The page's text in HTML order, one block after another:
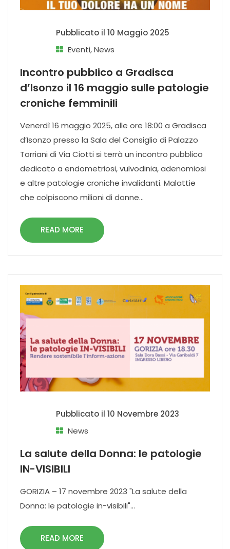
Pubblicato il 10 Maggio 2025
Eventi,News
Incontro pubblico a Gradisca
d’Isonzo il 16 maggio sulle patologie
croniche femminili
Venerdì 16 maggio 2025, alle ore 18:00 a Gradisca
d’Isonzo presso la Sala del Consiglio di Palazzo
Torriani di Via Ciotti si terrà un incontro pubblico
dedicato a endometriosi, vulvodinia, adenomiosi
e altre patologie croniche invalidanti. Malattie
che colpiscono milioni di donne...
READ MORE
Pubblicato il 10 Novembre 2023
News
La salute della Donna: le patologie
IN-VISIBILI
GORIZIA – 17 novembre 2023 "La salute della
Donna: le patologie in-visibili"...
READ MORE